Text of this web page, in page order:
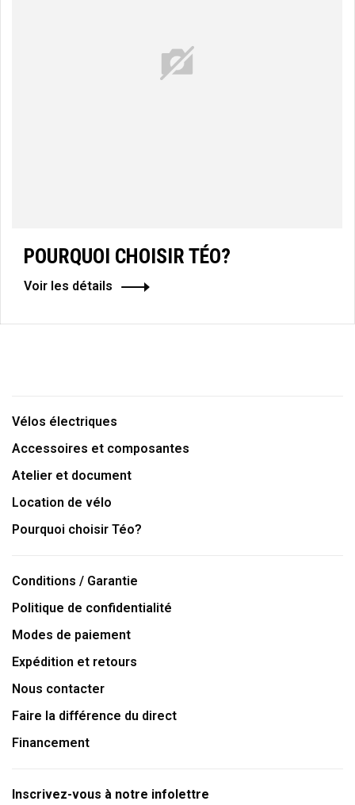
POURQUOI CHOISIR TÉO?
Voir les détails
Vélos électriques
Accessoires et composantes
Atelier et document
Location de vélo
Pourquoi choisir Téo?
Conditions / Garantie
Politique de confidentialité
Modes de paiement
Expédition et retours
Nous contacter
Faire la différence du direct
Financement
Inscrivez-vous à notre infolettre